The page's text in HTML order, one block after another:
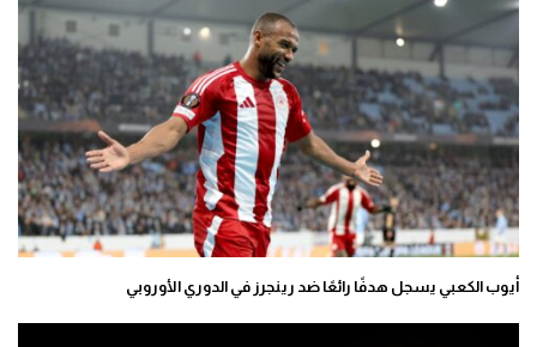
أيوب الكعبي يسجل هدفًا رائعًا ضد رينجرز في الدوري الأوروبي